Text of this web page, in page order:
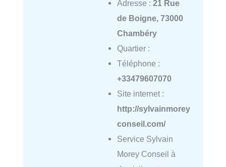
Adresse : 21 Rue
de Boigne, 73000
Chambéry
Quartier :
Téléphone :
+33479607070
Site internet :
http://sylvainmorey
conseil.com/
Service Sylvain
Morey Conseil à